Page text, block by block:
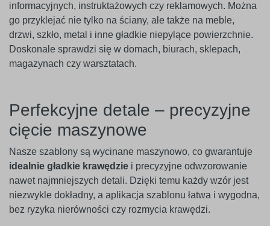
informacyjnych, instruktażowych czy reklamowych. Można
go przyklejać nie tylko na ściany, ale także na meble,
drzwi, szkło, metal i inne gładkie niepylące powierzchnie.
Doskonale sprawdzi się w domach, biurach, sklepach,
magazynach czy warsztatach.
Perfekcyjne detale – precyzyjne
cięcie maszynowe
Nasze szablony są wycinane maszynowo, co gwarantuje
idealnie gładkie krawędzie i precyzyjne odwzorowanie
nawet najmniejszych detali. Dzięki temu każdy wzór jest
niezwykle dokładny, a aplikacja szablonu łatwa i wygodna,
bez ryzyka nierówności czy rozmycia krawędzi.